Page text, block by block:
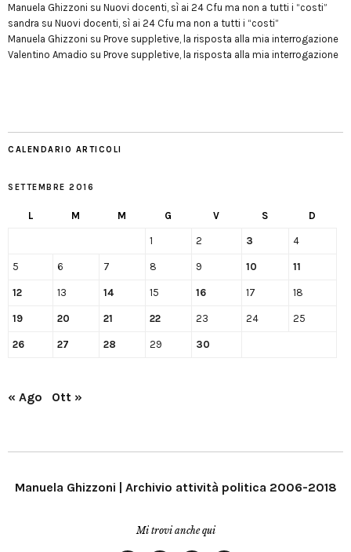
Manuela Ghizzoni su Nuovi docenti, sì ai 24 Cfu ma non a tutti i “costi”
sandra su Nuovi docenti, sì ai 24 Cfu ma non a tutti i “costi”
Manuela Ghizzoni su Prove suppletive, la risposta alla mia interrogazione
Valentino Amadio su Prove suppletive, la risposta alla mia interrogazione
CALENDARIO ARTICOLI
SETTEMBRE 2016
L M M G V S D
1 2 3 4
5 6 7 8 9 10 11
12 13 14 15 16 17 18
19 20 21 22 23 24 25
26 27 28 29 30
« Ago Ott »
Manuela Ghizzoni | Archivio attività politica 2006-2018
Mi trovi anche qui